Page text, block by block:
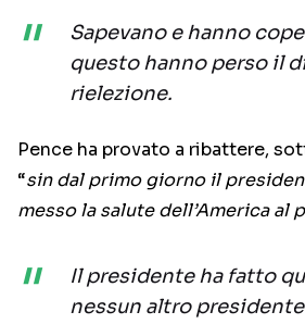
Sapevano e hanno
questo hanno perso il
rielezione.
Pence ha provato a ribattere,
“sin dal primo giorno il
messo la salute dell’America al
Il presidente ha fatto
nessun altro